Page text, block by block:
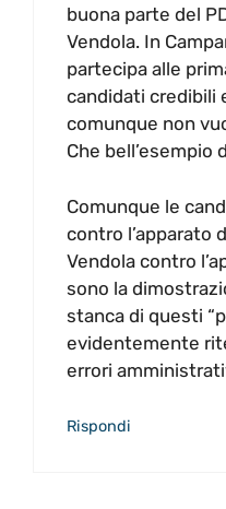
buona parte del
Vendola. In
partecipa alle
candidati credibili
comunque non
Che bell’esempio
Comunque le
contro l’apparato
Vendola contro
sono la
stanca di questi
evidentemente
errori
Rispondi